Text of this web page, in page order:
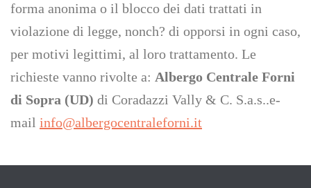
forma anonima o il blocco dei dati trattati in
violazione di legge, nonch? di opporsi in ogni caso,
per motivi legittimi, al loro trattamento. Le
richieste vanno rivolte a: Albergo Centrale Forni
di Sopra (UD) di Coradazzi Vally & C. S.a.s..e-
mail info@albergocentraleforni.it